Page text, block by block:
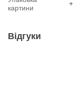
картини
Відгуки